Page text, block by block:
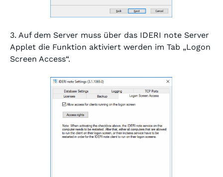
3. Auf dem Server muss über das IDERI note Server
Applet die Funktion aktiviert werden im Tab „Logon
Screen Access“.